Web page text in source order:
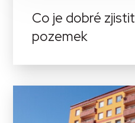
Co je dobré
pozemek